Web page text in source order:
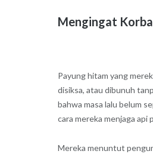
Mengingat
Payung hitam yang
disiksa, atau dibunuh
bahwa masa lalu belum
cara mereka menjaga api
Mereka menuntut